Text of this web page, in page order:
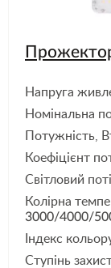
Напруга
Номінальна
Потужність,
Коефіцієнт
Світловий
Колірна
3000/4000/
Індекс
Ступінь